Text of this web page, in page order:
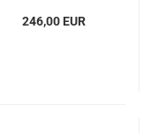
246,00 EUR